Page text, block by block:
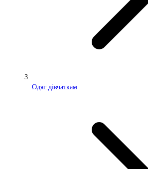
Одяг дівчаткам